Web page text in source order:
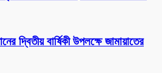
দ্বিতীয় বার্ষিকী উপলক্ষে জামায়াতের